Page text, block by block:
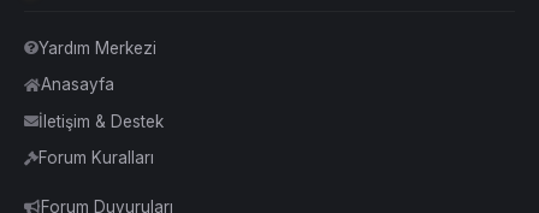
Yardım Merkezi
Anasayfa
İletişim & Destek
Forum Kuralları
Forum Duyuruları